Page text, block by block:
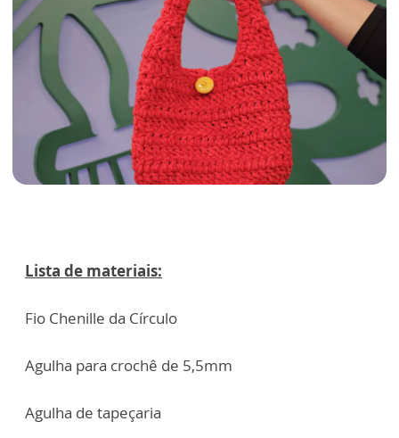
Lista de materiais:
Fio Chenille da Círculo
Agulha para crochê de 5,5mm
Agulha de tapeçaria